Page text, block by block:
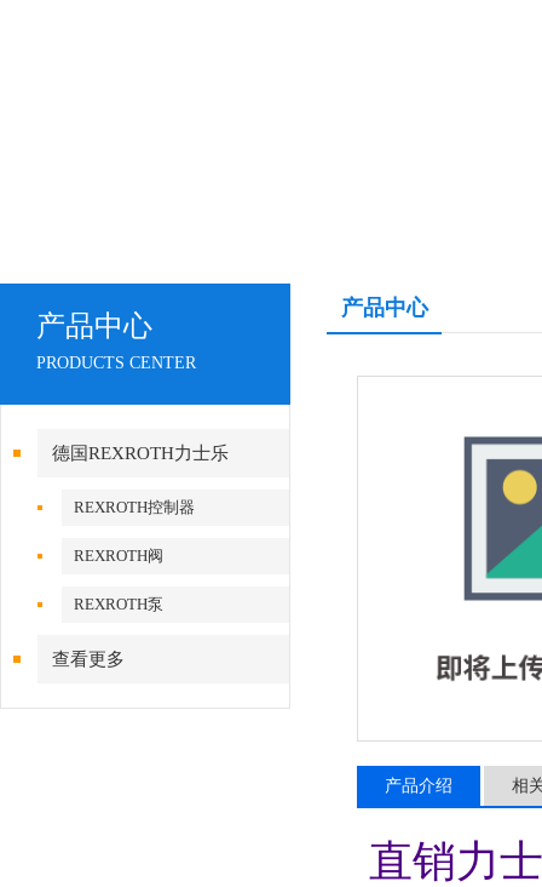
产品中心
PRODUCTS CENTER
德国REXROTH力士乐
REXROTH控制器
REXROTH阀
REXROTH泵
查看更多
产品中心
产品介绍 相
直销力